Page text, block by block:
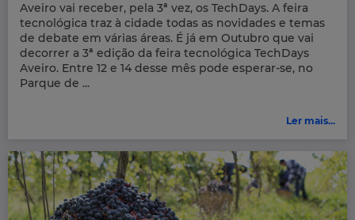
Aveiro vai receber, pela 3ª vez, os TechDays. A feira
tecnológica traz à cidade todas as novidades e temas
de debate em várias áreas. É já em Outubro que vai
decorrer a 3ª edição da feira tecnológica TechDays
Aveiro. Entre 12 e 14 desse mês pode esperar-se, no
Parque de ...
Ler mais...